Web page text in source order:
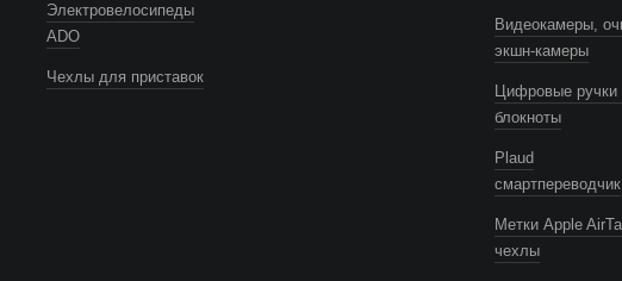
Электровелосипеды
ADO
Чехлы для приставок
Видеокамеры,
экшн-камеры
Цифровые ручки
блокноты
Plaud
смартпереводчик
Метки Apple
чехлы